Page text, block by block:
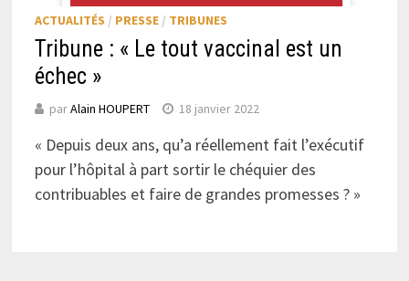
ACTUALITÉS / PRESSE/ TRIBUNES
Tribune : « Le tout vaccinal est un
échec »
parAlain HOUPERT 18 janvier 2022
« Depuis deux ans, qu’a réellement fait l’exécutif
pour l’hôpital à part sortir le chéquier des
contribuables et faire de grandes promesses ? »